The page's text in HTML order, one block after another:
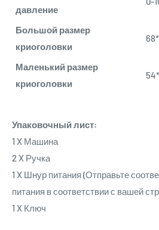
давление
Большой размер
криоголовки
Маленький размер
криоголовки
Упаковочный лист:
1 X Машина
2 X Ручка
1 X Шнур питания (Отправьте
питания в соответствии с вашей
1 X Ключ